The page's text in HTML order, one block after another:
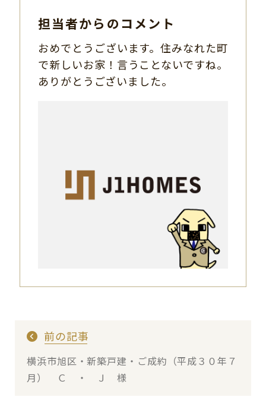
担当者からのコメント
おめでとうございます。住みなれた町
で新しいお家！言うことないですね。
ありがとうございました。
前の記事
横浜市旭区・新築戸建・ご成約（平成３０年７
月） Ｃ ・ Ｊ 様